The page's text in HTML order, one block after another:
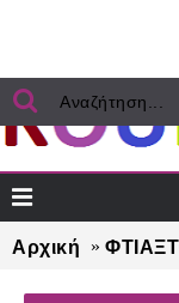
Αρχική